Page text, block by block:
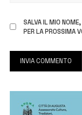
SALVA IL MIO
PER LA PROSSIMA